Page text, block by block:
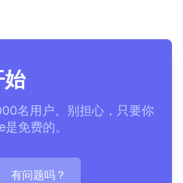
始
名用户。别担心，只要你
免费的。
有问题吗？